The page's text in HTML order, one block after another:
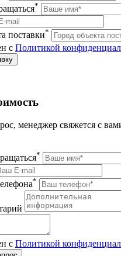
*
поставки*
с Политикой
менеджер свяжется с
*
*
с Политикой